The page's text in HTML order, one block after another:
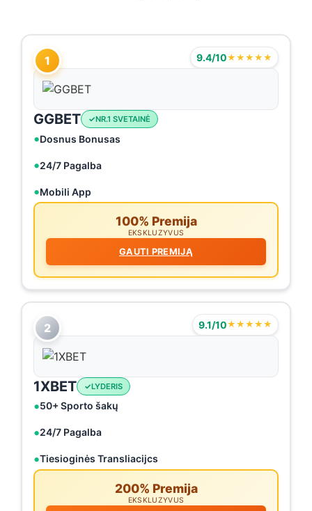
1 9.4/10★★★★★
GGBET NR.1 SVETAINĖ
Dosnus Bonusas
24/7 Pagalba
Mobili App
100% Premija
EKSKLUZYVUS
GAUTI PREMIJĄ
2 9.1/10★★★★★
1XBET LYDERIS
50+ Sporto šakų
24/7 Pagalba
Tiesioginės Transliacijcs
200% Premija
EKSKLUZYVUS